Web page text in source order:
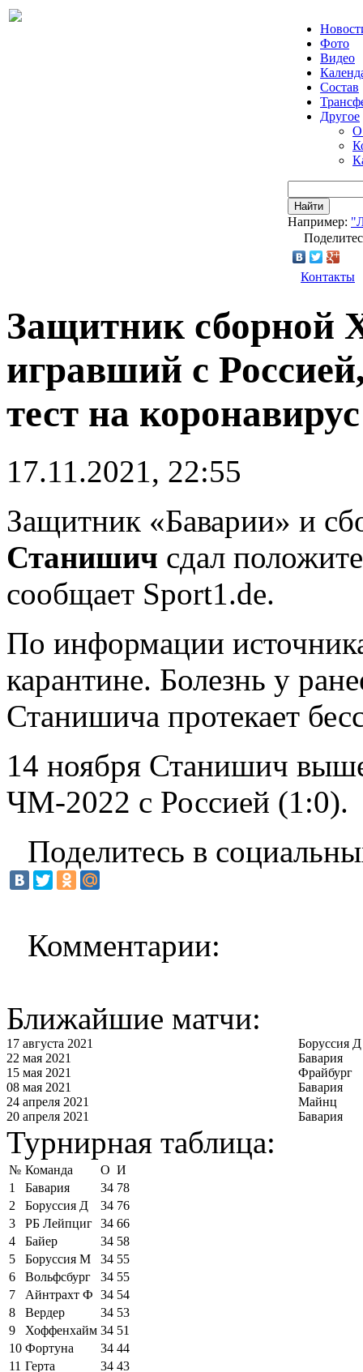
Фото
Видео
Состав
Другое
О
Найти
Например:
Контакты
Защитник сборной
игравший с
тест на коронавирус
17.11.2021, 22:55
Защитник «Баварии» и
Станишич сдал
сообщает Sport1.de.
По информации
карантине. Болезнь у
Станишича протекает
14 ноября Станишич
ЧМ-2022 с Россией (1:0).
Поделитесь в
Комментарии:
Ближайшие матчи:
17 августа 2021
Боруссия Д
22 мая 2021
Бавария
15 мая 2021
Фрайбург
08 мая 2021
Бавария
24 апреля 2021
Майнц
20 апреля 2021
Бавария
Турнирная таблица:
№ Команда О И
1
Бавария 34 78
2
Боруссия Д 34 76
3
РБ Лейпциг 34 66
4
Байер 34 58
5
Боруссия М 34 55
6
Вольфсбург 34 55
7
Айнтрахт Ф 34 54
8
Вердер 34 53
9
Хоффенхайм 34 51
10 Фортуна 34 44
11 Герта 34 43